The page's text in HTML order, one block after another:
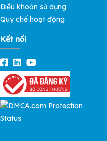
Điều khoản sử dụng
Quy chế hoạt động
Kết nối